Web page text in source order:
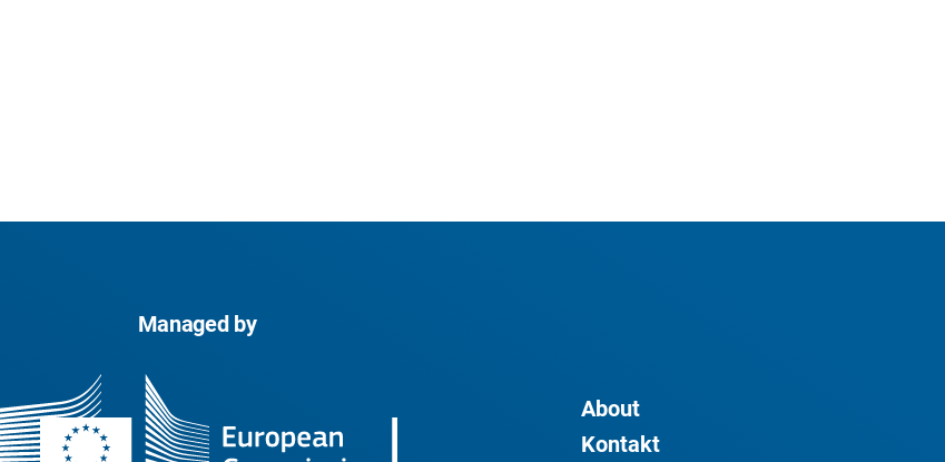
Managed by
About
Kontakt